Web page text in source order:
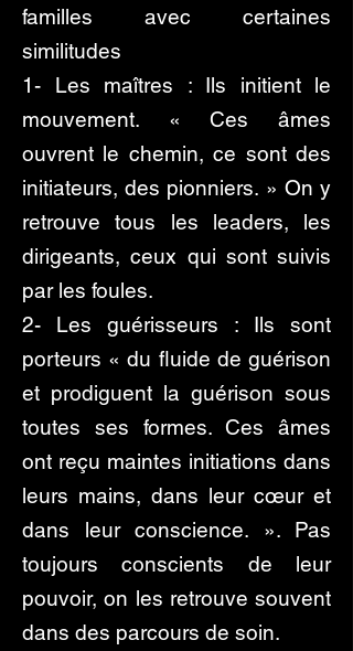
familles avec certaines
similitudes
1- Les maîtres : Ils initient le
mouvement. « Ces âmes
ouvrent le chemin, ce sont des
initiateurs, des pionniers. » On y
retrouve tous les leaders, les
dirigeants, ceux qui sont suivis
par les foules.
2- Les guérisseurs : Ils sont
porteurs « du fluide de guérison
et prodiguent la guérison sous
toutes ses formes. Ces âmes
ont reçu maintes initiations dans
leurs mains, dans leur cœur et
dans leur conscience. ». Pas
toujours conscients de leur
pouvoir, on les retrouve souvent
dans des parcours de soin.